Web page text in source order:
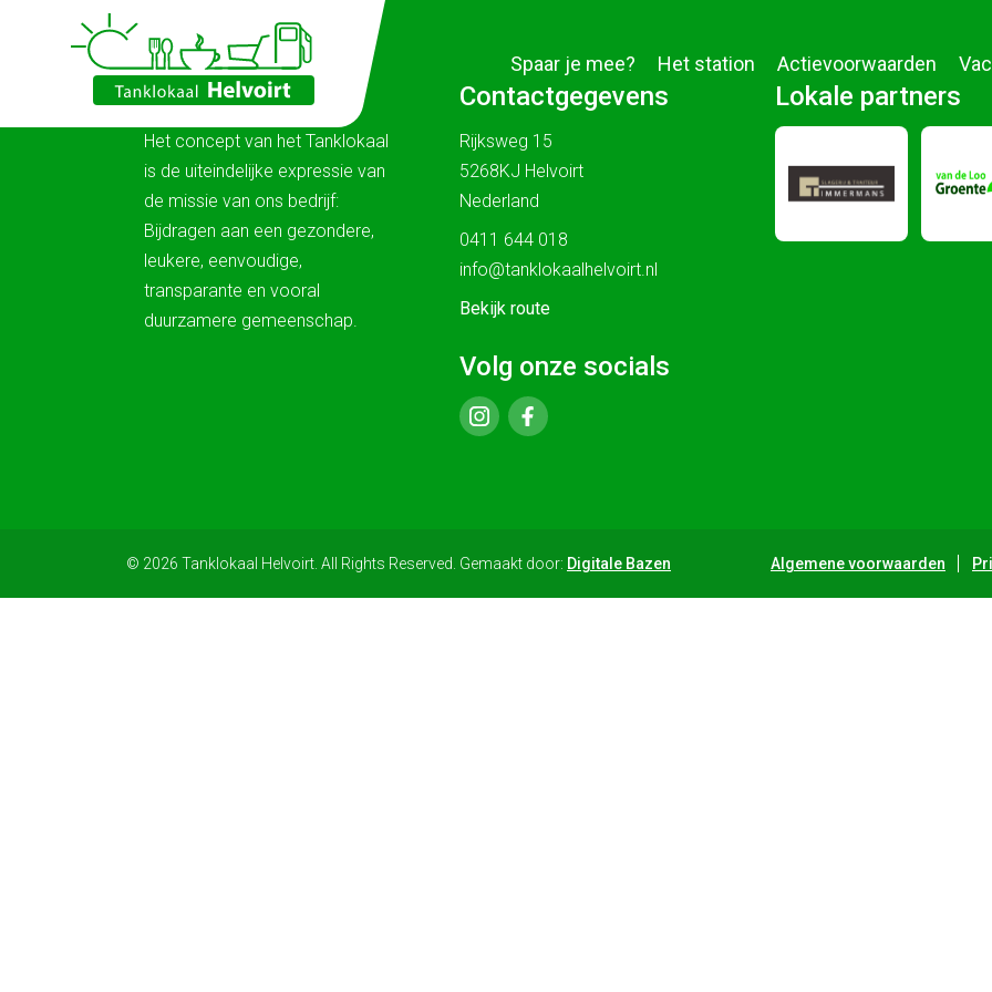
Spaar je mee? Het station Actievoorwaarden
Ons verhaal
Het concept van het Tanklokaal
is de uiteindelijke expressie van
de missie van ons bedrijf:
Bijdragen aan een gezondere,
leukere, eenvoudige,
transparante en vooral
duurzamere gemeenschap.
Contactgegevens
Rijksweg 15
5268KJ Helvoirt
Nederland
0411 644 018
info@tanklokaalhelvoirt.nl
Bekijk route
Volg onze socials
Lokale partners
© 2026 Tanklokaal Helvoirt. All Rights Reserved. Gemaakt door: Digitale Bazen Algemene voorwaarden